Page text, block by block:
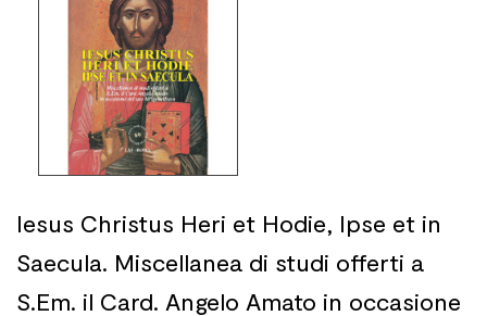
Iesus Christus Heri et Hodie, Ipse et in
Saecula. Miscellanea di studi offerti a
S.Em. il Card. Angelo Amato in occasione